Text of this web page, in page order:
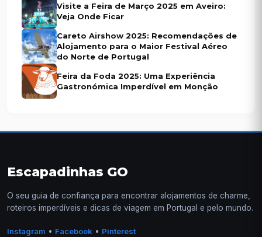
Visite a Feira de Março 2025 em Aveiro:
Veja Onde Ficar
Careto Airshow 2025: Recomendações de
Alojamento para o Maior Festival Aéreo
do Norte de Portugal
Feira da Foda 2025: Uma Experiência
Gastronómica Imperdível em Monção
Escapadinhas GO
O seu guia de confiança para encontrar alojamentos de charme,
roteiros imperdíveis e dicas de viagem em Portugal e pelo mundo.
Instagram • Facebook • Pinterest